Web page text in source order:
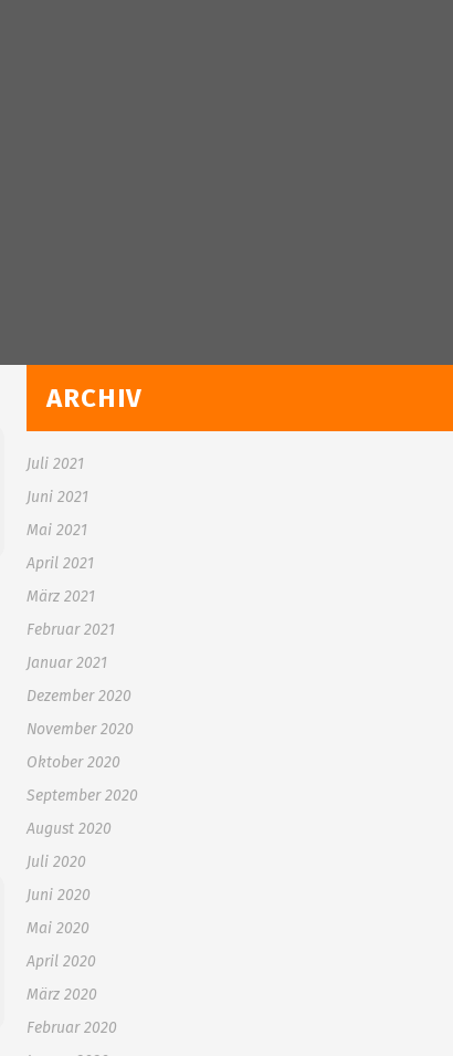
ARCHIV
Juli 2021
Juni 2021
Mai 2021
April 2021
März 2021
Februar 2021
Januar 2021
Dezember 2020
November 2020
Oktober 2020
September 2020
August 2020
Juli 2020
Juni 2020
Mai 2020
April 2020
März 2020
Februar 2020